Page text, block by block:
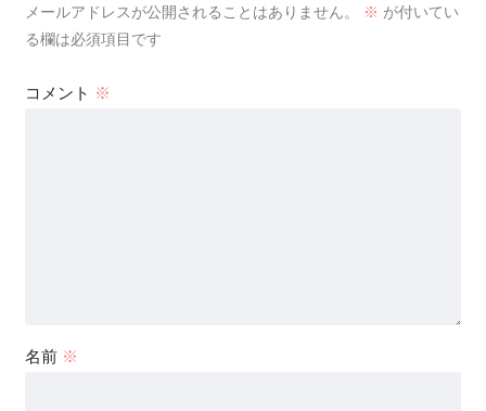
メールアドレスが公開されることはありません。 ※ が付いてい
る欄は必須項目です
コメント ※
名前 ※